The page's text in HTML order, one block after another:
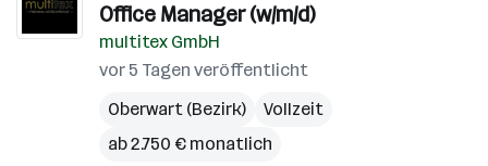
Office Manager (w/m/d)
multitex GmbH
vor 5 Tagen veröffentlicht
Oberwart (Bezirk)
Vollzeit
ab 2.750 € monatlich